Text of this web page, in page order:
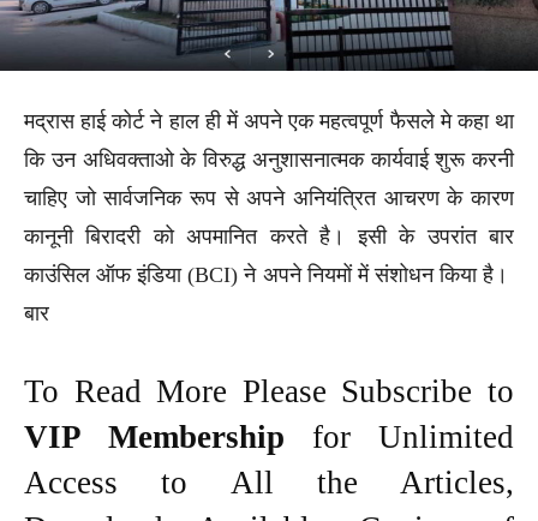
मद्रास हाई कोर्ट ने हाल ही में अपने एक महत्वपूर्ण फैसले मे कहा था
कि उन अधिवक्ताओ के विरुद्ध अनुशासनात्मक कार्यवाई शुरू करनी
चाहिए जो सार्वजनिक रूप से अपने अनियंत्रित आचरण के कारण
कानूनी बिरादरी को अपमानित करते है। इसी के उपरांत बार
काउंसिल ऑफ इंडिया (BCI) ने अपने नियमों में संशोधन किया है।
बार
To Read More Please Subscribe to
VIP Membership for Unlimited
Access to All the Articles,